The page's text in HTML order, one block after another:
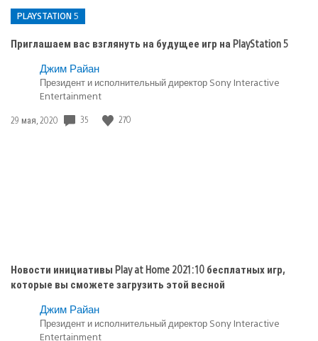
PLAYSTATION 5
Приглашаем вас взглянуть на будущее игр на PlayStation 5
Опубликовано
PlayStation
5
Джим Райан
Президент и исполнительный директор Sony Interactive
Entertainment
Дата
29 мая, 2020 35 270
Новости инициативы Play at Home 2021: 10 бесплатных игр,
которые вы сможете загрузить этой весной
Джим Райан
Президент и исполнительный директор Sony Interactive
Entertainment